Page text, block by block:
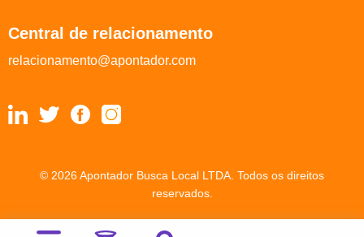
Central de relacionamento
relacionamento@apontador.com
© 2026 Apontador Busca Local LTDA. Todos os direitos
reservados.